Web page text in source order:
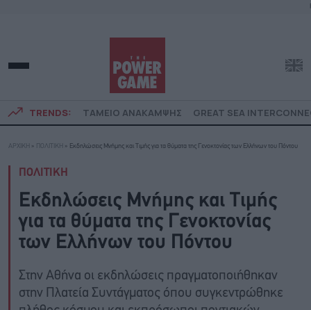
TRENDS: ΤΑΜΕΙΟ ΑΝΑΚΑΜΨΗΣ GREAT SEA
ΑΡΧΙΚΗ » ΠΟΛΙΤΙΚΗ » Εκδηλώσεις Μνήμης και Τιμής για τα θύματα της Γενοκτονίας των Ελλήνων του Πόντου
ΠΟΛΙΤΙΚΗ
Εκδηλώσεις Μνήμης και Τιμής
για τα θύματα της Γενοκτονίας
των Ελλήνων του Πόντου
Στην Αθήνα οι εκδηλώσεις πραγματοποιήθηκαν
στην Πλατεία Συντάγματος όπου συγκεντρώθηκε